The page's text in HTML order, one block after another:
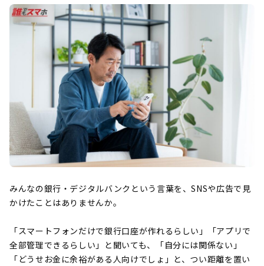
みんなの銀行・デジタルバンクという言葉を、SNSや広告で見
かけたことはありませんか。
「スマートフォンだけで銀行口座が作れるらしい」「アプリで
全部管理できるらしい」と聞いても、「自分には関係ない」
「どうせお金に余裕がある人向けでしょ」と、つい距離を置い